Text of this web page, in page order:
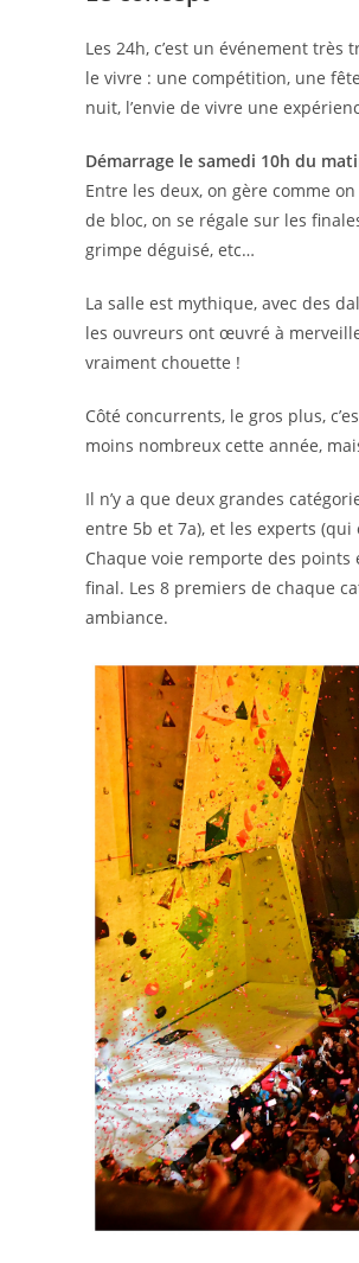
Les 24h, c’est un événement
le vivre : une compétition, une
nuit, l’envie de vivre une
Démarrage le samedi 10h du
Entre les deux, on gère comme
de bloc, on se régale sur les
grimpe déguisé, etc…
La salle est mythique, avec des
les ouvreurs ont œuvré à
vraiment chouette !
Côté concurrents, le gros plus,
moins nombreux cette année,
Il n’y a que deux grandes
entre 5b et 7a), et les experts
Chaque voie remporte des
final. Les 8 premiers de chaque
ambiance.